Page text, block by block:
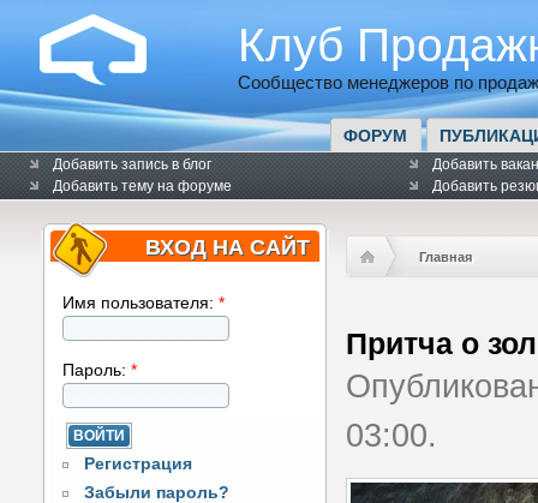
Клуб
Сообщество менеджеров по
ФОРУМ
Добавить запись в блог
Добавить тему на форуме
Добавить
Добавить
ВХОД НА САЙТ
Имя пользователя: *
Пароль: *
Регистрация
Забыли пароль?
Главная
Притча о
03:00.